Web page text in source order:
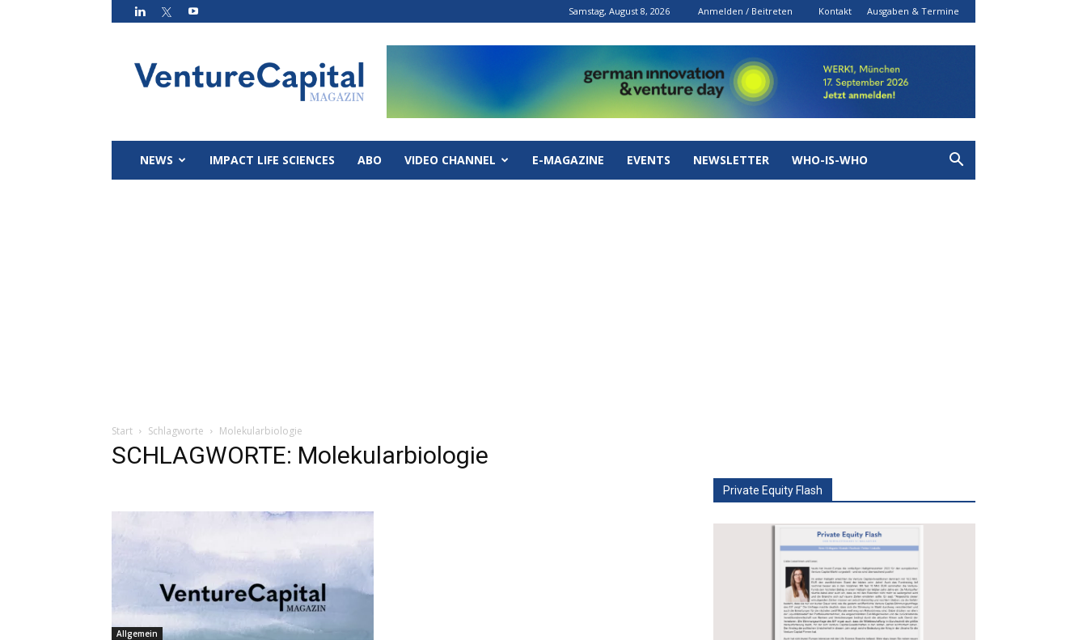
Samstag, August 8, 2026 Anmelden / Beitreten Kontakt Ausgaben & Termine
Magazin
NEWS IMPACT LIFE SCIENCES ABO VIDEO CHANNEL E-MAGAZINE EVENTS NEWSLETTER WHO-IS-WHO
Start Schlagworte Molekularbiologie
SCHLAGWORTE: Molekularbiologie
Allgemein
Private Equity Flash